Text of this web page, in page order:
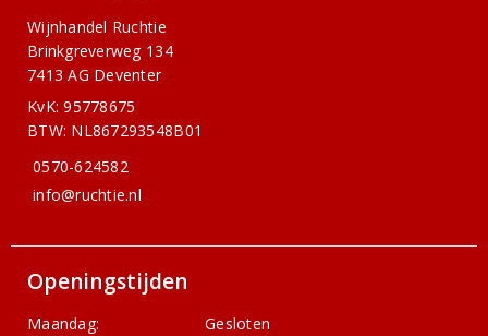
Wijnhandel Ruchtie
Brinkgreverweg 134
7413 AG Deventer
KvK: 95778675
BTW: NL867293548B01
0570-624582
info@ruchtie.nl
Openingstijden
Maandag:
Gesloten